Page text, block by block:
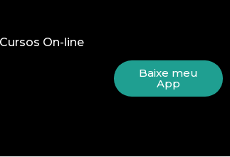
Cursos On-line
Baixe meu
App